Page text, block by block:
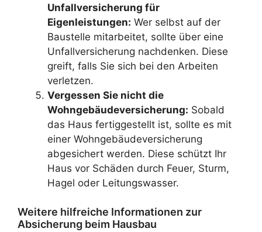
Unfallversicherung für
Eigenleistungen: Wer selbst auf der
Baustelle mitarbeitet, sollte über eine
Unfallversicherung nachdenken. Diese
greift, falls Sie sich bei den Arbeiten
verletzen.
Vergessen Sie nicht die
Wohngebäudeversicherung: Sobald
das Haus fertiggestellt ist, sollte es mit
einer Wohngebäudeversicherung
abgesichert werden. Diese schützt Ihr
Haus vor Schäden durch Feuer, Sturm,
Hagel oder Leitungswasser.
Weitere hilfreiche Informationen zur
Absicherung beim Hausbau